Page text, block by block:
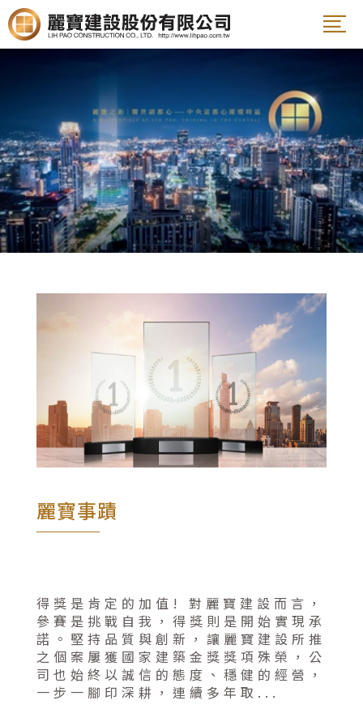
麗寶事蹟
得獎是肯定的加值! 對麗寶建設而言，
參賽是挑戰自我，得獎則是開始實現承
諾。堅持品質與創新，讓麗寶建設所推
之個案屢獲國家建築金獎獎項殊榮，公
司也始終以誠信的態度、穩健的經營，
一步一腳印深耕，連續多年取...
案名
電話
E-Mail
問題簡述(80字以內)